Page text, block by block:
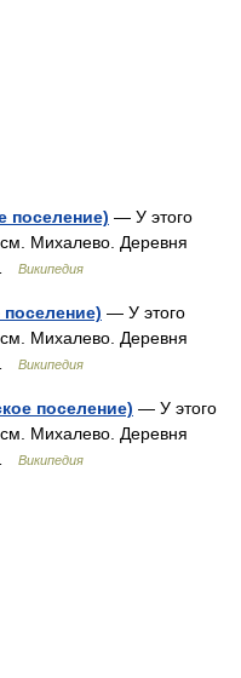
поселение) — У этого
Михалево. Деревня
Википедия
— У этого
Михалево. Деревня
Википедия
поселение) — У этого
Михалево. Деревня
Википедия